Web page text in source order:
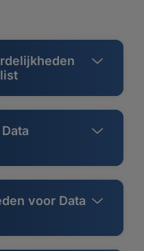
voor Data